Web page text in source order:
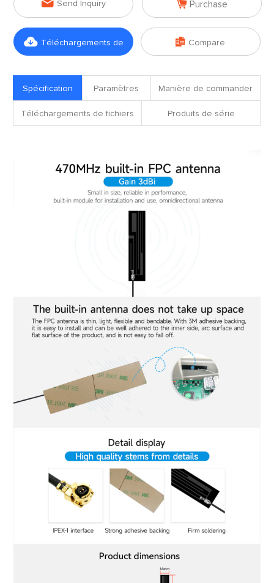
 Send Inquiry  Purchase
 Téléchargements de  Compare
Spécification Paramètres Manière de commander
Téléchargements de fichiers Produits de série